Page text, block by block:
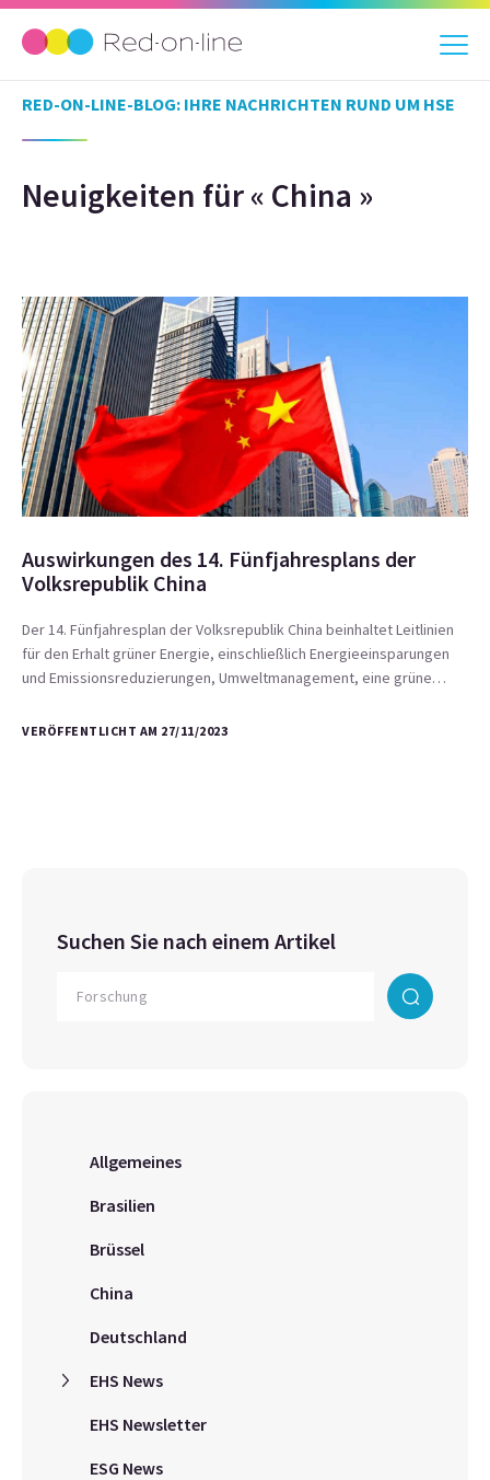
RED-ON-LINE-BLOG: IHRE NACHRICHTEN RUND UM HSE
Neuigkeiten für « China »
Auswirkungen des 14. Fünfjahresplans der
Volksrepublik China
Der 14. Fünfjahresplan der Volksrepublik China beinhaltet Leitlinien
für den Erhalt grüner Energie, einschließlich Energieeinsparungen
und Emissionsreduzierungen, Umweltmanagement, eine grüne…
VERÖFFENTLICHT AM 27/11/2023
Suchen Sie nach einem Artikel
Allgemeines
Brasilien
Brüssel
China
Deutschland
EHS News
EHS Newsletter
ESG News